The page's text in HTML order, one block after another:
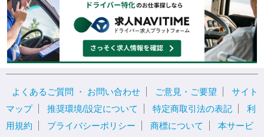
よくあるご質問 ・ お問い合わせ ご意見・ご要望
サイト
マップ
推奨環境/設定について 特定商取引法の表記
利
用規約
プライバシーポリシー 商標について 本サービ